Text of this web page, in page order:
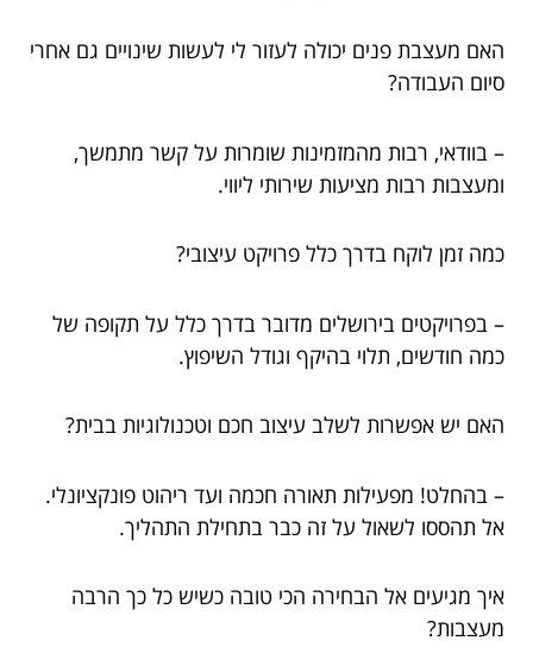
האם מעצבת פנים יכולה לעזור לי לעשות שינויים גם אחרי
סיום העבודה?
– בוודאי, רבות מהמזמינות שומרות על קשר מתמשך,
ומעצבות רבות מציעות שירותי ליווי.
כמה זמן לוקח בדרך כלל פרויקט עיצובי?
– בפרויקטים בירושלים מדובר בדרך כלל על תקופה של
כמה חודשים, תלוי בהיקף וגודל השיפוץ.
האם יש אפשרות לשלב עיצוב חכם וטכנולוגיות בבית?
– בהחלט! מפעילות תאורה חכמה ועד ריהוט פונקציונלי.
אל תהססו לשאול על זה כבר בתחילת התהליך.
איך מגיעים אל הבחירה הכי טובה כשיש כל כך הרבה
מעצבות?